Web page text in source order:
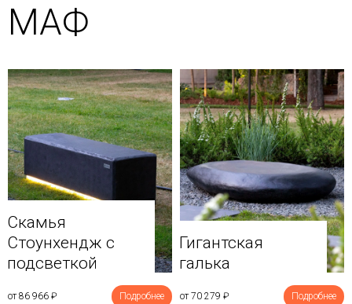
МАФ
Скамья
Стоунхендж с
подсветкой
от 86 966 ₽ Подробнее
Гигантская
галька
от 70 279 ₽ Подробнее